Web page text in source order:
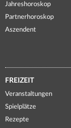
Jahreshoroskop
Partnerhoroskop
Aszendent
FREIZEIT
Veranstaltungen
Spielplätze
Rezepte